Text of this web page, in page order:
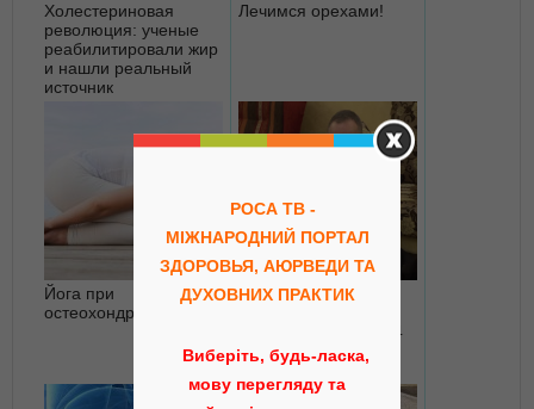
Холестериновая
революция: ученые
реабилитировали жир
и нашли реальный
источник
Лечимся орехами!
Йога при
остеохондрозе
Геннадий Кирица:
день. День 1, часть 4